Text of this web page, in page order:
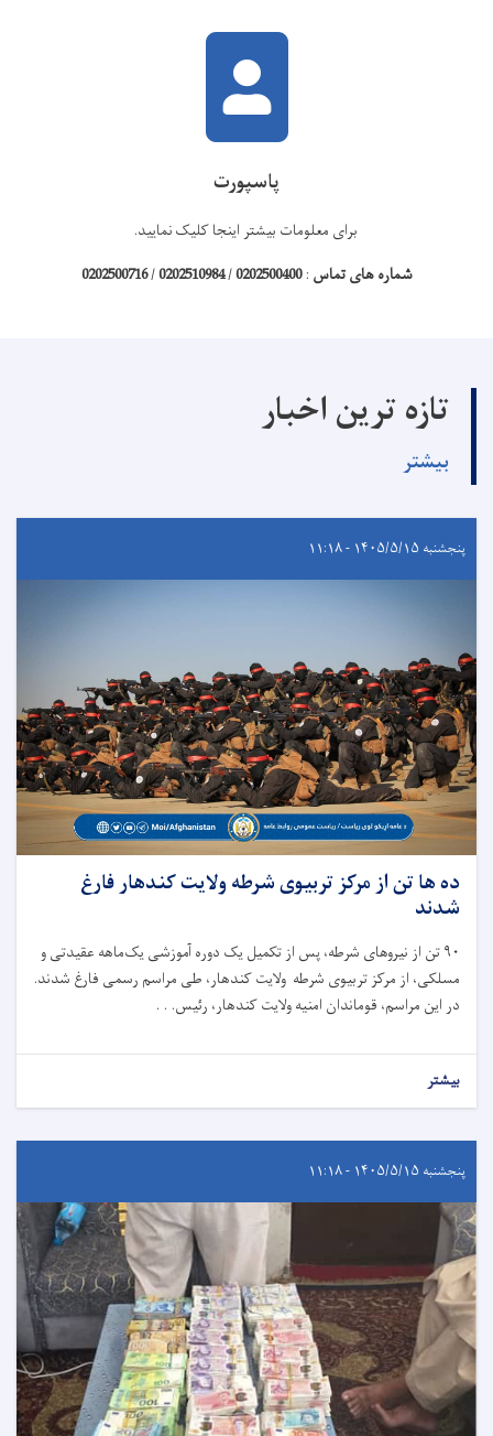
پاسپورت
برای معلومات بیشتر اینجا کلیک نمایید.
شماره های تماس :
0202500400
/
0202510984
/
0202500716
تازه ترین اخبار
بیشتر
پنجشنبه ۱۴۰۵/۵/۱۵ - ۱۱:۱۸
ده ها تن از مرکز تربیوی شرطه ولایت کندهار فارغ
شدند
۹۰ تن از نیروهای شرطه، پس از تکمیل یک دوره آموزشی یک‌ماهه عقیدتی و
مسلکی، از مرکز تربیوی شرطه ولایت کندهار، طی مراسم رسمی فارغ شدند.
در این مراسم، قوماندان امنیه ولایت کندهار، رئیس. . .
بیشتر
پنجشنبه ۱۴۰۵/۵/۱۵ - ۱۱:۱۸